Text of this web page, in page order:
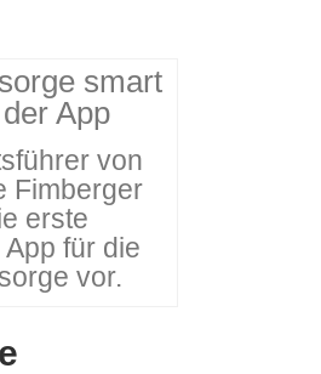
Nachlass
von
Fimberger
erste
für die
vor.